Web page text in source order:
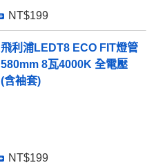
NT$199
飛利浦LEDT8 ECO FIT燈管
580mm 8瓦4000K 全電壓
(含袖套)
NT$199